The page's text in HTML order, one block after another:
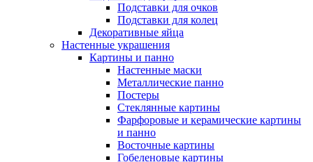
Подставки для очков
Подставки для колец
Декоративные яйца
Настенные украшения
Картины и панно
Настенные маски
Металлические панно
Постеры
Стеклянные картины
Фарфоровые и керамические картины
и панно
Восточные картины
Гобеленовые картины